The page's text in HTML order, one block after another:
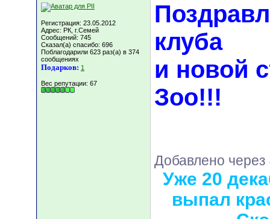
Регистрация: 23.05.2012
Адрес: РК, г.Семей
Сообщений: 745
Сказал(а) спасибо: 696
Поблагодарили 623 раз(а) в 374
сообщениях
Подарков: 1
Вес репутации: 67
клуба
и новой
Зоо!!!
Добавлено
Уже 20
выпал